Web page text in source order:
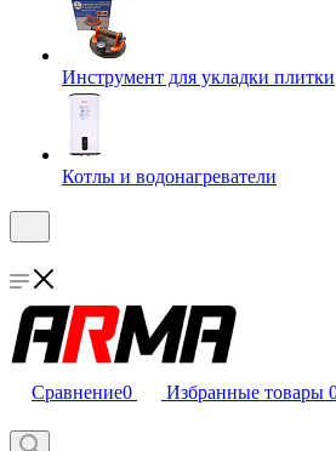
Инструмент для укладки плитки
Котлы и водонагреватели
Сравнение0 Избранные товары